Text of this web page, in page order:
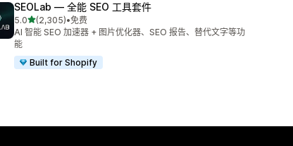
SEOLab — 全能 SEO 工具套件
5.0星（满分 5 星）
(2,305)
总共 2305 条评论
•免费
AI 智能 SEO 加速器 + 图片优化器、SEO 报告、替代文字等功
能
Built for Shopify